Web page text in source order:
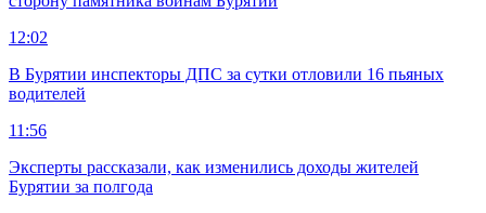
12:02
В Бурятии инспекторы ДПС за сутки отловили 16 пьяных
водителей
11:56
Эксперты рассказали, как изменились доходы жителей
Бурятии за полгода